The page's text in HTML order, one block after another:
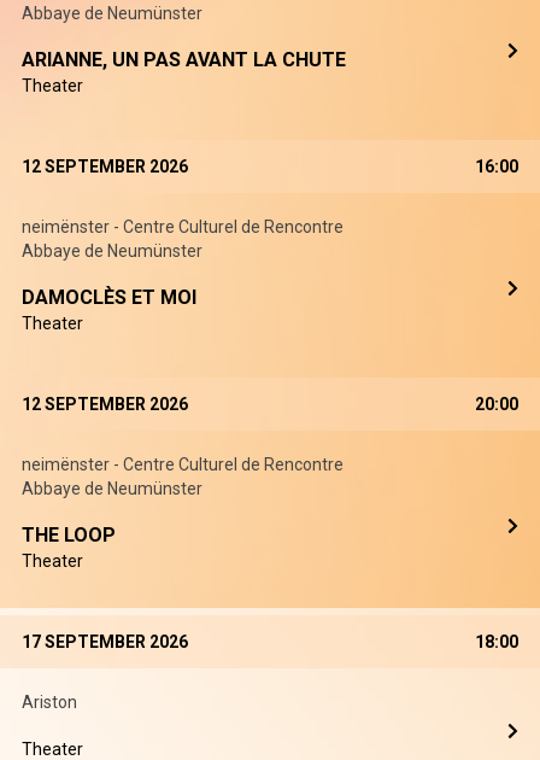
Abbaye de Neumünster
ARIANNE, UN PAS AVANT LA CHUTE
Theater
12 SEPTEMBER 2026 16:00
neimënster - Centre Culturel de Rencontre
Abbaye de Neumünster
DAMOCLÈS ET MOI
Theater
12 SEPTEMBER 2026 20:00
neimënster - Centre Culturel de Rencontre
Abbaye de Neumünster
THE LOOP
Theater
17 SEPTEMBER 2026 18:00
Ariston
Theater